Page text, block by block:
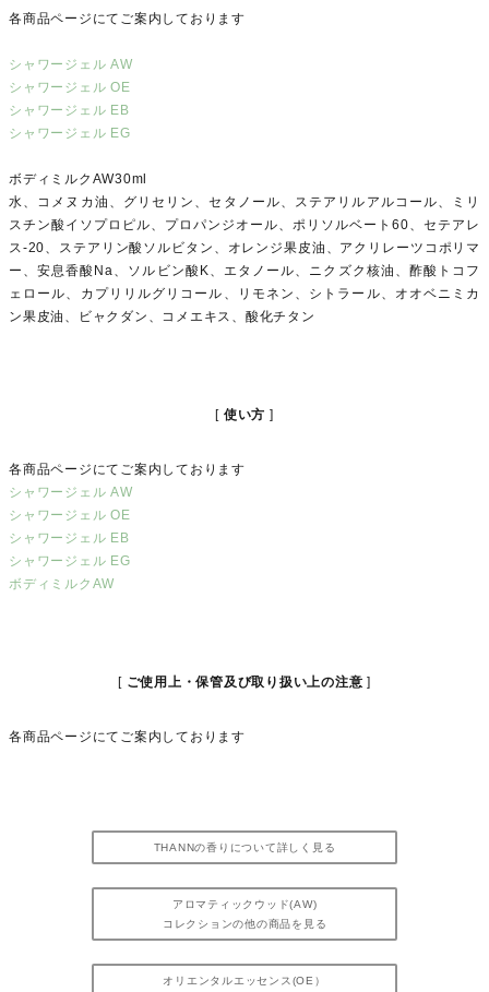
各商品ページにてご案内しております
シャワージェル AW
シャワージェル OE
シャワージェル EB
シャワージェル EG
ボディミルクAW30ml
水、コメヌカ油、グリセリン、セタノール、ステアリルアルコール、ミリ
スチン酸イソプロピル、プロパンジオール、ポリソルベート60、セテアレ
ス-20、ステアリン酸ソルビタン、オレンジ果皮油、アクリレーツコポリマ
ー、安息香酸Na、ソルビン酸K、エタノール、ニクズク核油、酢酸トコフ
ェロール、カプリリルグリコール、リモネン、シトラール、オオベニミカ
ン果皮油、ビャクダン、コメエキス、酸化チタン
使い方
各商品ページにてご案内しております
シャワージェル AW
シャワージェル OE
シャワージェル EB
シャワージェル EG
ボディミルクAW
ご使用上・保管及び取り扱い上の注意
各商品ページにてご案内しております
THANNの香りについて詳しく見る
アロマティックウッド(AW)
コレクションの他の商品を見る
オリエンタルエッセンス(OE）